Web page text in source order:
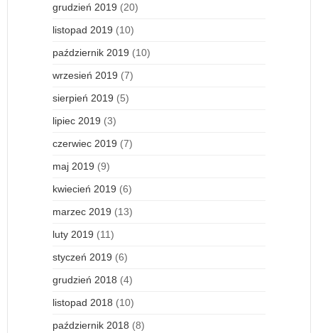
grudzień 2019 (20)
listopad 2019 (10)
październik 2019 (10)
wrzesień 2019 (7)
sierpień 2019 (5)
lipiec 2019 (3)
czerwiec 2019 (7)
maj 2019 (9)
kwiecień 2019 (6)
marzec 2019 (13)
luty 2019 (11)
styczeń 2019 (6)
grudzień 2018 (4)
listopad 2018 (10)
październik 2018 (8)